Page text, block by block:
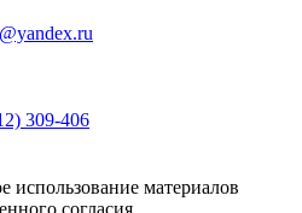
309-406
материалов